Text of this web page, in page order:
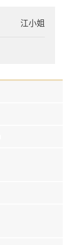
江小姐